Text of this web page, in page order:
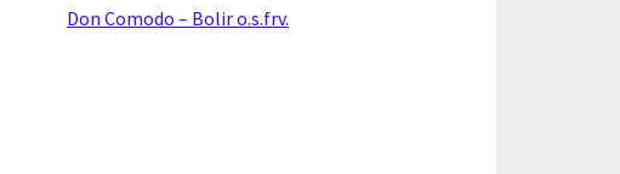
Don Comodo – Bolir o.s.frv.